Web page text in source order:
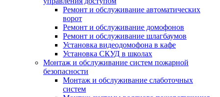
Ремонт и обслуживание автоматических
ворот
Ремонт и обслуживание домофонов
Ремонт и обслуживание шлагбаумов
Установка видеодомофона в кафе
Установка СКУД в школах
Монтаж и обслуживание систем пожарной
безопасности
Монтаж и обслуживание слаботочных
систем